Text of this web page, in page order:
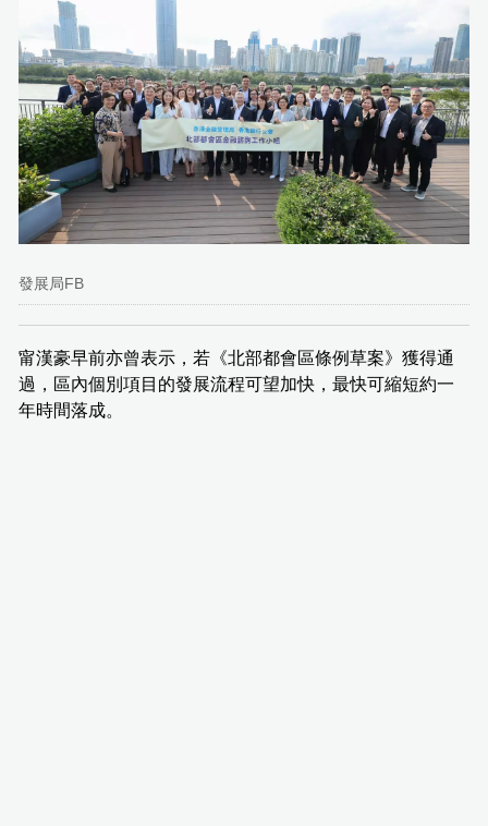
發展局FB
甯漢豪早前亦曾表示，若《北部都會區條例草案》獲得通
過，區內個別項目的發展流程可望加快，最快可縮短約一
年時間落成。